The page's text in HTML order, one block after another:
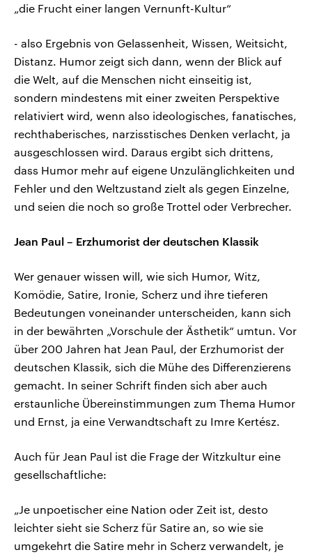
„die Frucht einer langen Vernunft-Kultur“
- also Ergebnis von Gelassenheit, Wissen, Weitsicht,
Distanz. Humor zeigt sich dann, wenn der Blick auf
die Welt, auf die Menschen nicht einseitig ist,
sondern mindestens mit einer zweiten Perspektive
relativiert wird, wenn also ideologisches, fanatisches,
rechthaberisches, narzisstisches Denken verlacht, ja
ausgeschlossen wird. Daraus ergibt sich drittens,
dass Humor mehr auf eigene Unzulänglichkeiten und
Fehler und den Weltzustand zielt als gegen Einzelne,
und seien die noch so große Trottel oder Verbrecher.
Jean Paul – Erzhumorist der deutschen Klassik
Wer genauer wissen will, wie sich Humor, Witz,
Komödie, Satire, Ironie, Scherz und ihre tieferen
Bedeutungen voneinander unterscheiden, kann sich
in der bewährten „Vorschule der Ästhetik“ umtun. Vor
über 200 Jahren hat Jean Paul, der Erzhumorist der
deutschen Klassik, sich die Mühe des Differenzierens
gemacht. In seiner Schrift finden sich aber auch
erstaunliche Übereinstimmungen zum Thema Humor
und Ernst, ja eine Verwandtschaft zu Imre Kertész.
Auch für Jean Paul ist die Frage der Witzkultur eine
gesellschaftliche:
„Je unpoetischer eine Nation oder Zeit ist, desto
leichter sieht sie Scherz für Satire an, so wie sie
umgekehrt die Satire mehr in Scherz verwandelt, je